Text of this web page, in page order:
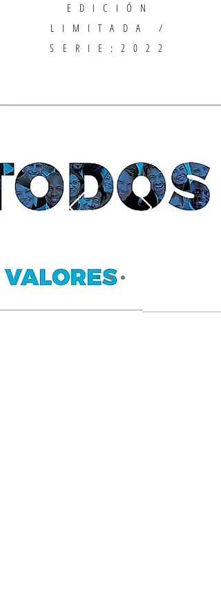
EDICIÓN
LIMITADA /
SERIE:2022